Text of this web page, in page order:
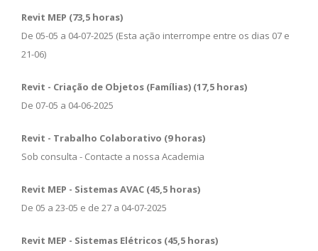
Revit MEP (73,5 horas)
De 05-05 a 04-07-2025 (Esta ação interrompe entre os dias 07 e
21-06)
Revit - Criação de Objetos (Famílias) (17,5 horas)
De 07-05 a 04-06-2025
Revit - Trabalho Colaborativo (9 horas)
Sob consulta - Contacte a nossa Academia
Revit MEP - Sistemas AVAC (45,5 horas)
De 05 a 23-05 e de 27 a 04-07-2025
Revit MEP - Sistemas Elétricos (45,5 horas)